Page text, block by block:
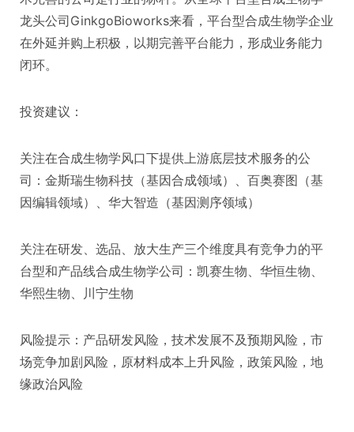
龙头公司GinkgoBioworks来看，平台型合成生物学企业
在外延并购上积极，以期完善平台能力，形成业务能力
闭环。
投资建议：
关注在合成生物学风口下提供上游底层技术服务的公
司：金斯瑞生物科技（基因合成领域）、百奥赛图（基
因编辑领域）、华大智造（基因测序领域）
关注在研发、选品、放大生产三个维度具有竞争力的平
台型和产品线合成生物学公司：凯赛生物、华恒生物、
华熙生物、川宁生物
风险提示：产品研发风险，技术发展不及预期风险，市
场竞争加剧风险，原材料成本上升风险，政策风险，地
缘政治风险